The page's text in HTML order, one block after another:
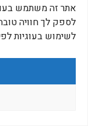
אתר זה משתמש
לספק לך חוויה
לשימוש בעוגיות